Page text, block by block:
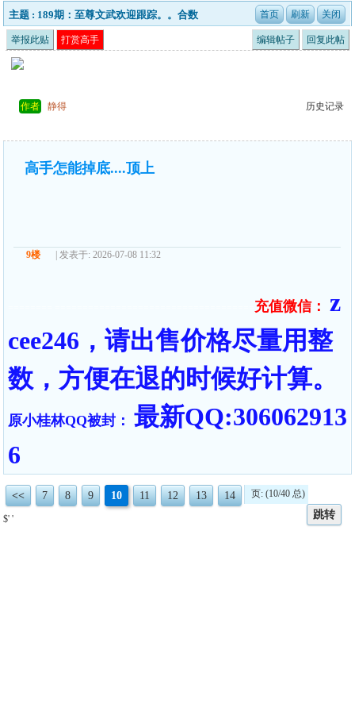
主题 : 189期：至尊文武欢迎跟踪。。合数
举报此贴 打赏高手 编辑帖子 回复此帖
作者 静得 历史记录
高手怎能掉底....顶上
9楼 | 发表于: 2026-07-08 11:32
充值微信：
z
cee246，请出售价格尽量用整
数，方便在退的时候好计算。
原小桂林QQ被封： 最新QQ:306062913
6
<< 7 8 9 10 11 12 13 14 页: (10/40 总)
跳转
$' '